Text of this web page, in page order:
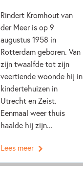
Rindert Kromhout van
der Meer is op 9
augustus 1958 in
Rotterdam geboren. Van
zijn twaalfde tot zijn
veertiende woonde hij in
kindertehuizen in
Utrecht en Zeist.
Eenmaal weer thuis
haalde hij zijn...
Lees meer